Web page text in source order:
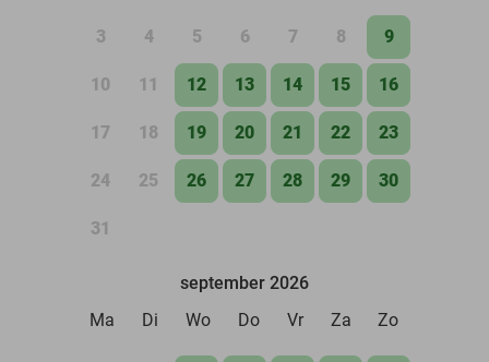
3 4 5 6 7 8 9
10 11 12 13 14 15 16
17 18 19 20 21 22 23
24 25 26 27 28 29 30
31
september 2026
Ma
Di Wo Do Vr Za Zo